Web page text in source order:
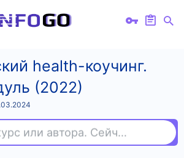
health-коучинг.
(2022)
Найдите курс или автора. Сейчас ищут fl